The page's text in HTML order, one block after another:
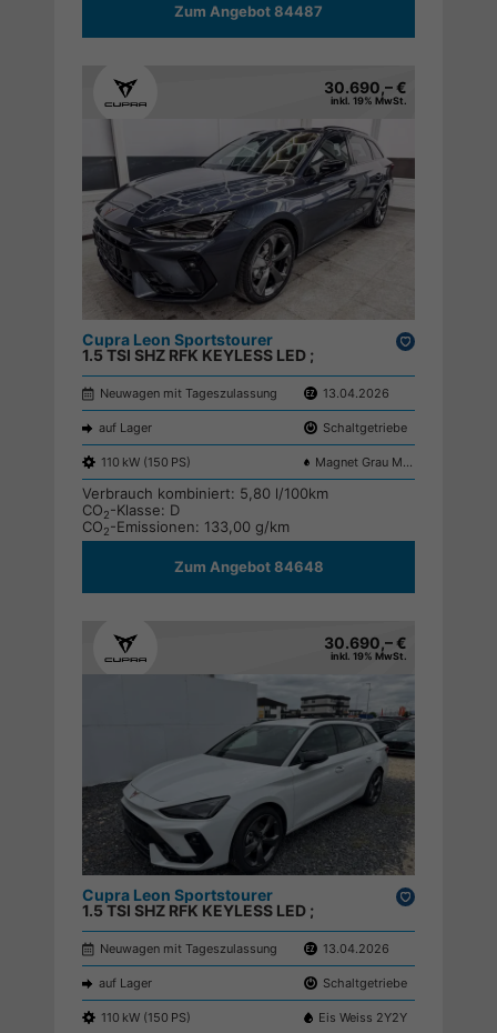
Zum Angebot 84487
30.690,– €
inkl. 19% MwSt.
Cupra Leon Sportstourer
1.5 TSI SHZ RFK KEYLESS LED ;
Neuwagen mit Tageszulassung 13.04.2026
auf Lager Schaltgetriebe
110 kW (150 PS) Magnet Grau Metallic S7S7
Verbrauch kombiniert: 5,80 l/100km
CO2-Klasse: D
CO2-Emissionen: 133,00 g/km
Zum Angebot 84648
30.690,– €
inkl. 19% MwSt.
Cupra Leon Sportstourer
1.5 TSI SHZ RFK KEYLESS LED ;
Neuwagen mit Tageszulassung 13.04.2026
auf Lager Schaltgetriebe
110 kW (150 PS) Eis Weiss 2Y2Y